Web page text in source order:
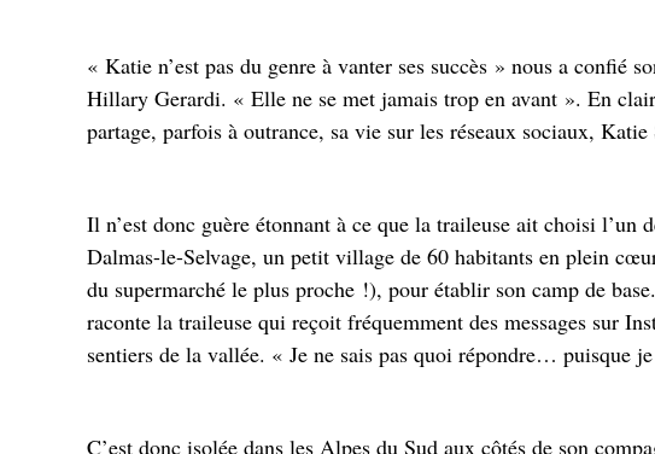
« Katie n’est pas du genre à vanter ses succès » nous a confié
Hillary Gerardi. « Elle ne se met jamais trop en avant ». En
partage, parfois à outrance, sa vie sur les réseaux sociaux,
Il n’est donc guère étonnant à ce que la traileuse ait choisi l’un
Dalmas-le-Selvage, un petit village de 60 habitants en plein
du supermarché le plus proche !), pour établir son camp de
raconte la traileuse qui reçoit fréquemment des messages sur
sentiers de la vallée. « Je ne sais pas quoi répondre… puisque
C’est donc isolée dans les Alpes du Sud aux côtés de son